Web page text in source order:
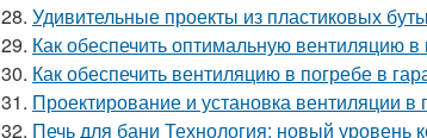
28. Удивительные проекты из пластиковых
29. Как обеспечить оптимальную вентиляцию
30. Как обеспечить вентиляцию в погребе в
31. Проектирование и установка вентиляции
32. Печь для бани Технология: новый уровень